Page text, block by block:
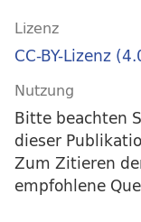
Lizenz
CC-BY-Lizenz
Nutzung
Bitte beachten
dieser
Zum Zitieren
empfohlene